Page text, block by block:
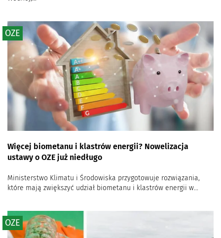
Więcej biometanu i klastrów energii? Nowelizacja
ustawy o OZE już niedługo
Ministerstwo Klimatu i Środowiska przygotowuje rozwiązania,
które mają zwiększyć udział biometanu i klastrów energii w...
OZE
OZE